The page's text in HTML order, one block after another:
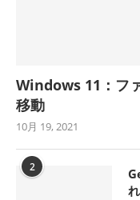
Windows 11：フ
移動
10月 19, 2021
2